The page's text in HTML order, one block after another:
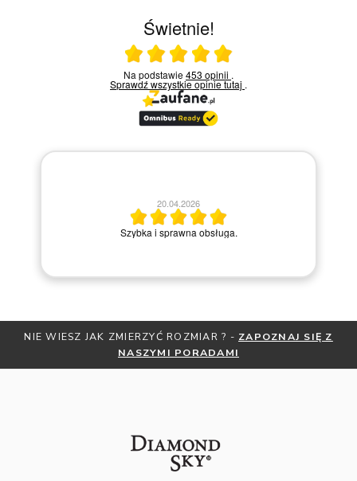
Świetnie!
Ocena średnia 5 na 5
Na podstawie453 opinii .
Sprawdź wszystkie opinietutaj .
20.04.2026
Szybka i sprawna obsługa.
NIE WIESZ JAK ZMIERZYĆ ROZMIAR ? - ZAPOZNAJ SIĘ Z
NASZYMI PORADAMI